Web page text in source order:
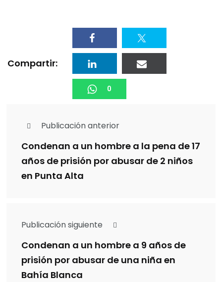
Compartir:
0
Publicación anterior
Condenan a un hombre a la pena de 17
años de prisión por abusar de 2 niños
en Punta Alta
Publicación siguiente
Condenan a un hombre a 9 años de
prisión por abusar de una niña en
Bahía Blanca